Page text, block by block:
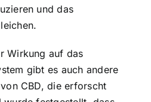
und das
Wirkung auf das
gibt es auch andere
CBD, die erforscht